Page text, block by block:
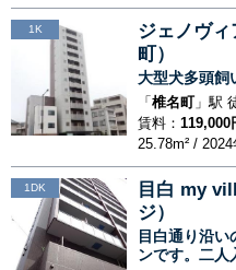
1K
ジェノヴィ
町）
大型犬多頭飼
「 椎名町」駅
賃料： 119,000
25.78m² /
1DK
目白 my
ジ）
目白通り沿い
ンです。二人